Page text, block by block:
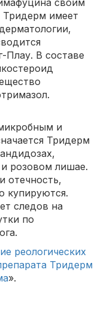
имеет
Плау. В составе
и
Тридерм
розовом лишае.
отечность,
купируются.
следов на
по
реологических
Тридерм
».